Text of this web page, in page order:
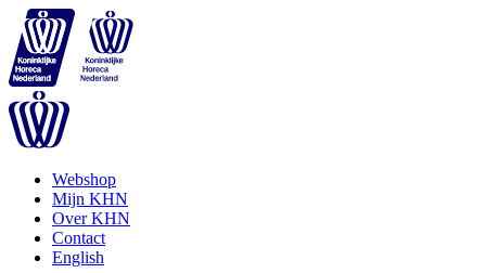
Webshop
Mijn KHN
Over KHN
Contact
English